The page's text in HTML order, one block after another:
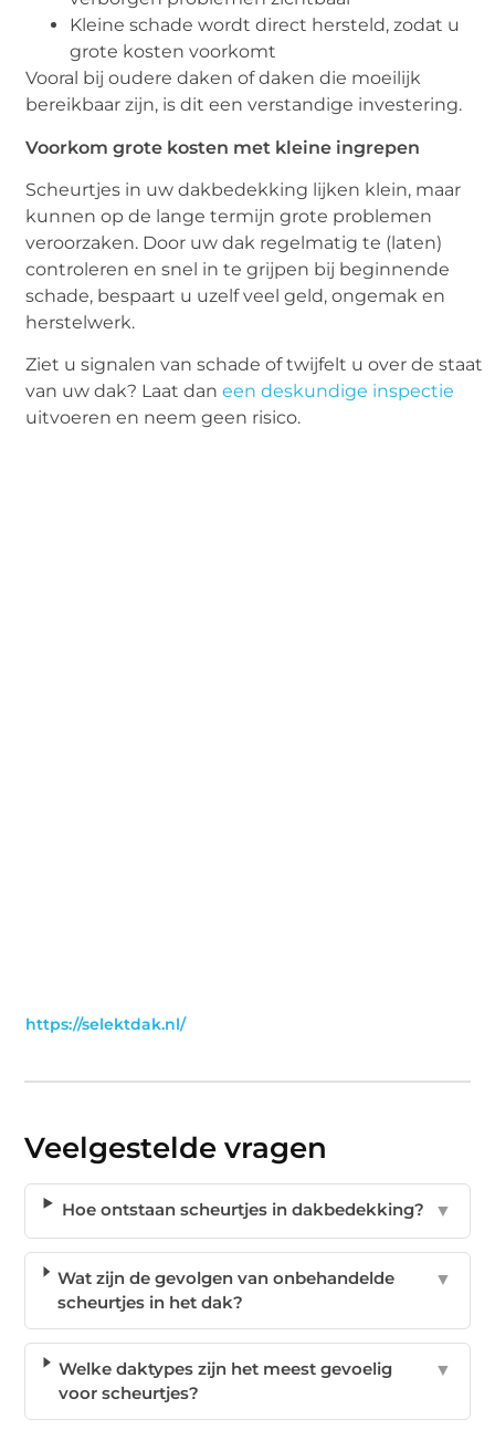
Kleine schade wordt direct hersteld, zodat u
grote kosten voorkomt
Vooral bij oudere daken of daken die moeilijk
bereikbaar zijn, is dit een verstandige investering.
Voorkom grote kosten met kleine ingrepen
Scheurtjes in uw dakbedekking lijken klein, maar
kunnen op de lange termijn grote problemen
veroorzaken. Door uw dak regelmatig te (laten)
controleren en snel in te grijpen bij beginnende
schade, bespaart u uzelf veel geld, ongemak en
herstelwerk.
Ziet u signalen van schade of twijfelt u over de staat
van uw dak? Laat daneen deskundige inspectie
uitvoeren en neem geen risico.
https://selektdak.nl/
Veelgestelde vragen
Hoe ontstaan scheurtjes in dakbedekking? ▼
Wat zijn de gevolgen van onbehandelde
scheurtjes in het dak?
▼
Welke daktypes zijn het meest gevoelig
voor scheurtjes?
▼